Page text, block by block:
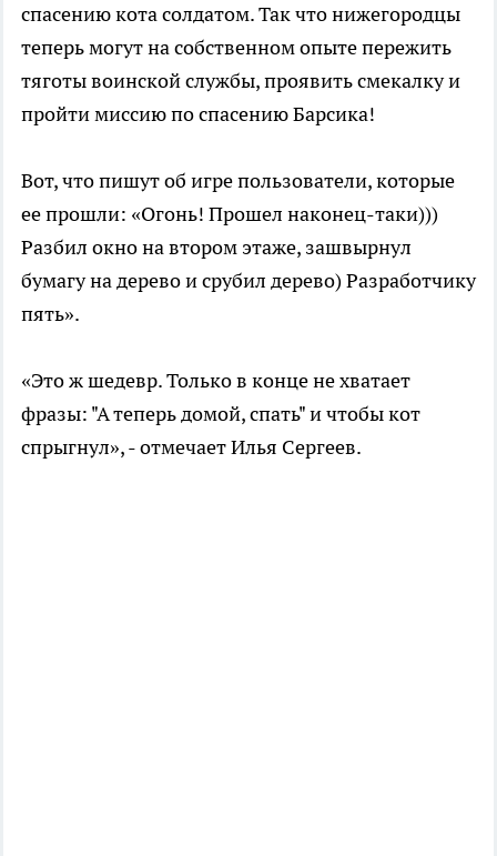
спасению кота солдатом. Так что нижегородцы
теперь могут на собственном опыте пережить
тяготы воинской службы, проявить смекалку и
пройти миссию по спасению Барсика!
Вот, что пишут об игре пользователи, которые
ее прошли: «Огонь! Прошел наконец-таки)))
Разбил окно на втором этаже, зашвырнул
бумагу на дерево и срубил дерево) Разработчику
пять».
«Это ж шедевр. Только в конце не хватает
фразы: "А теперь домой, спать" и чтобы кот
спрыгнул», - отмечает Илья Сергеев.